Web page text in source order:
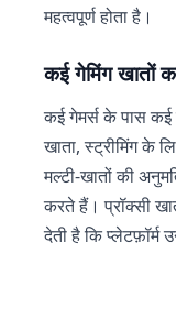
महत्वपूर्ण होता है।
कई गेमिंग खातों
कई गेमर्स के पास कई
खाता, स्ट्रीमिंग के
मल्टी-खातों की
करते हैं। प्रॉक्सी
देती है कि प्लेटफ़ॉर्म